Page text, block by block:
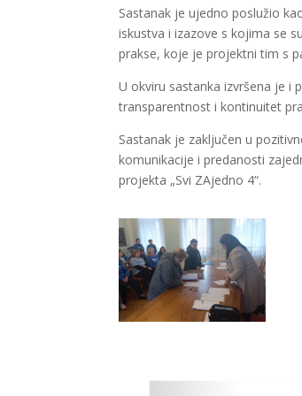
Sastanak je ujedno poslužio
iskustva i izazove s kojima se
prakse, koje je projektni tim s
U okviru sastanka izvršena je i
transparentnost i kontinuitet
Sastanak je zaključen u
komunikacije i predanosti
projekta „Svi ZAjedno 4“.